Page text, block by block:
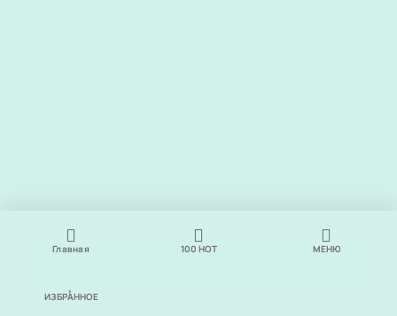
Главная 100 НОТ МЕНЮ
ИЗБРАННОЕ